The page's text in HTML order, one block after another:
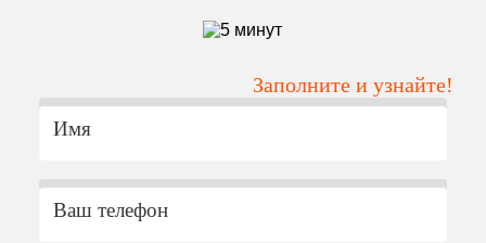
Заполните и узнайте!